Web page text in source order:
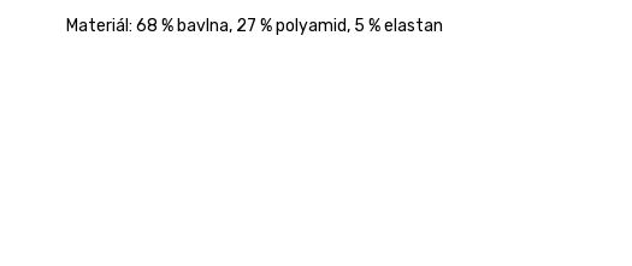
Materiál: 68 % bavlna, 27 % polyamid, 5 % elastan